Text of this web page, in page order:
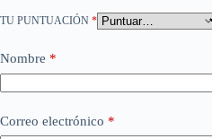
TU PUNTUACIÓN *
Nombre *
Correo electrónico *